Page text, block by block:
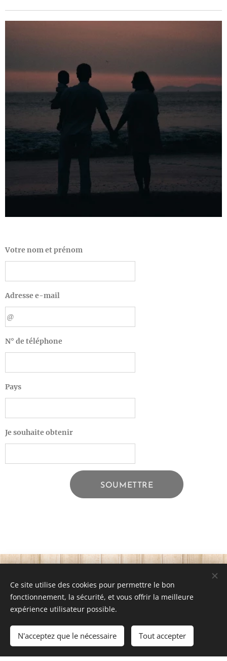
Votre nom et prénom
Adresse e-mail
N° de téléphone
Pays
Je souhaite obtenir
SOUMETTRE
Images fournies parPexels
sweet dreams baby
Optimisé par Webnode Cookies
Ce site utilise des cookies pour permettre le bon
fonctionnement, la sécurité, et vous offrir la meilleure
expérience utilisateur possible.
N'acceptez que le nécessaire Tout accepter